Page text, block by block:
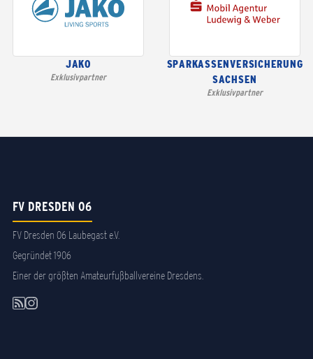
JAKO
Exklusivpartner
SPARKASSENVERSICHERUNG
SACHSEN
Exklusivpartner
FV DRESDEN 06
FV Dresden 06 Laubegast e.V.
Gegründet 1906
Einer der größten Amateurfußballvereine Dresdens.